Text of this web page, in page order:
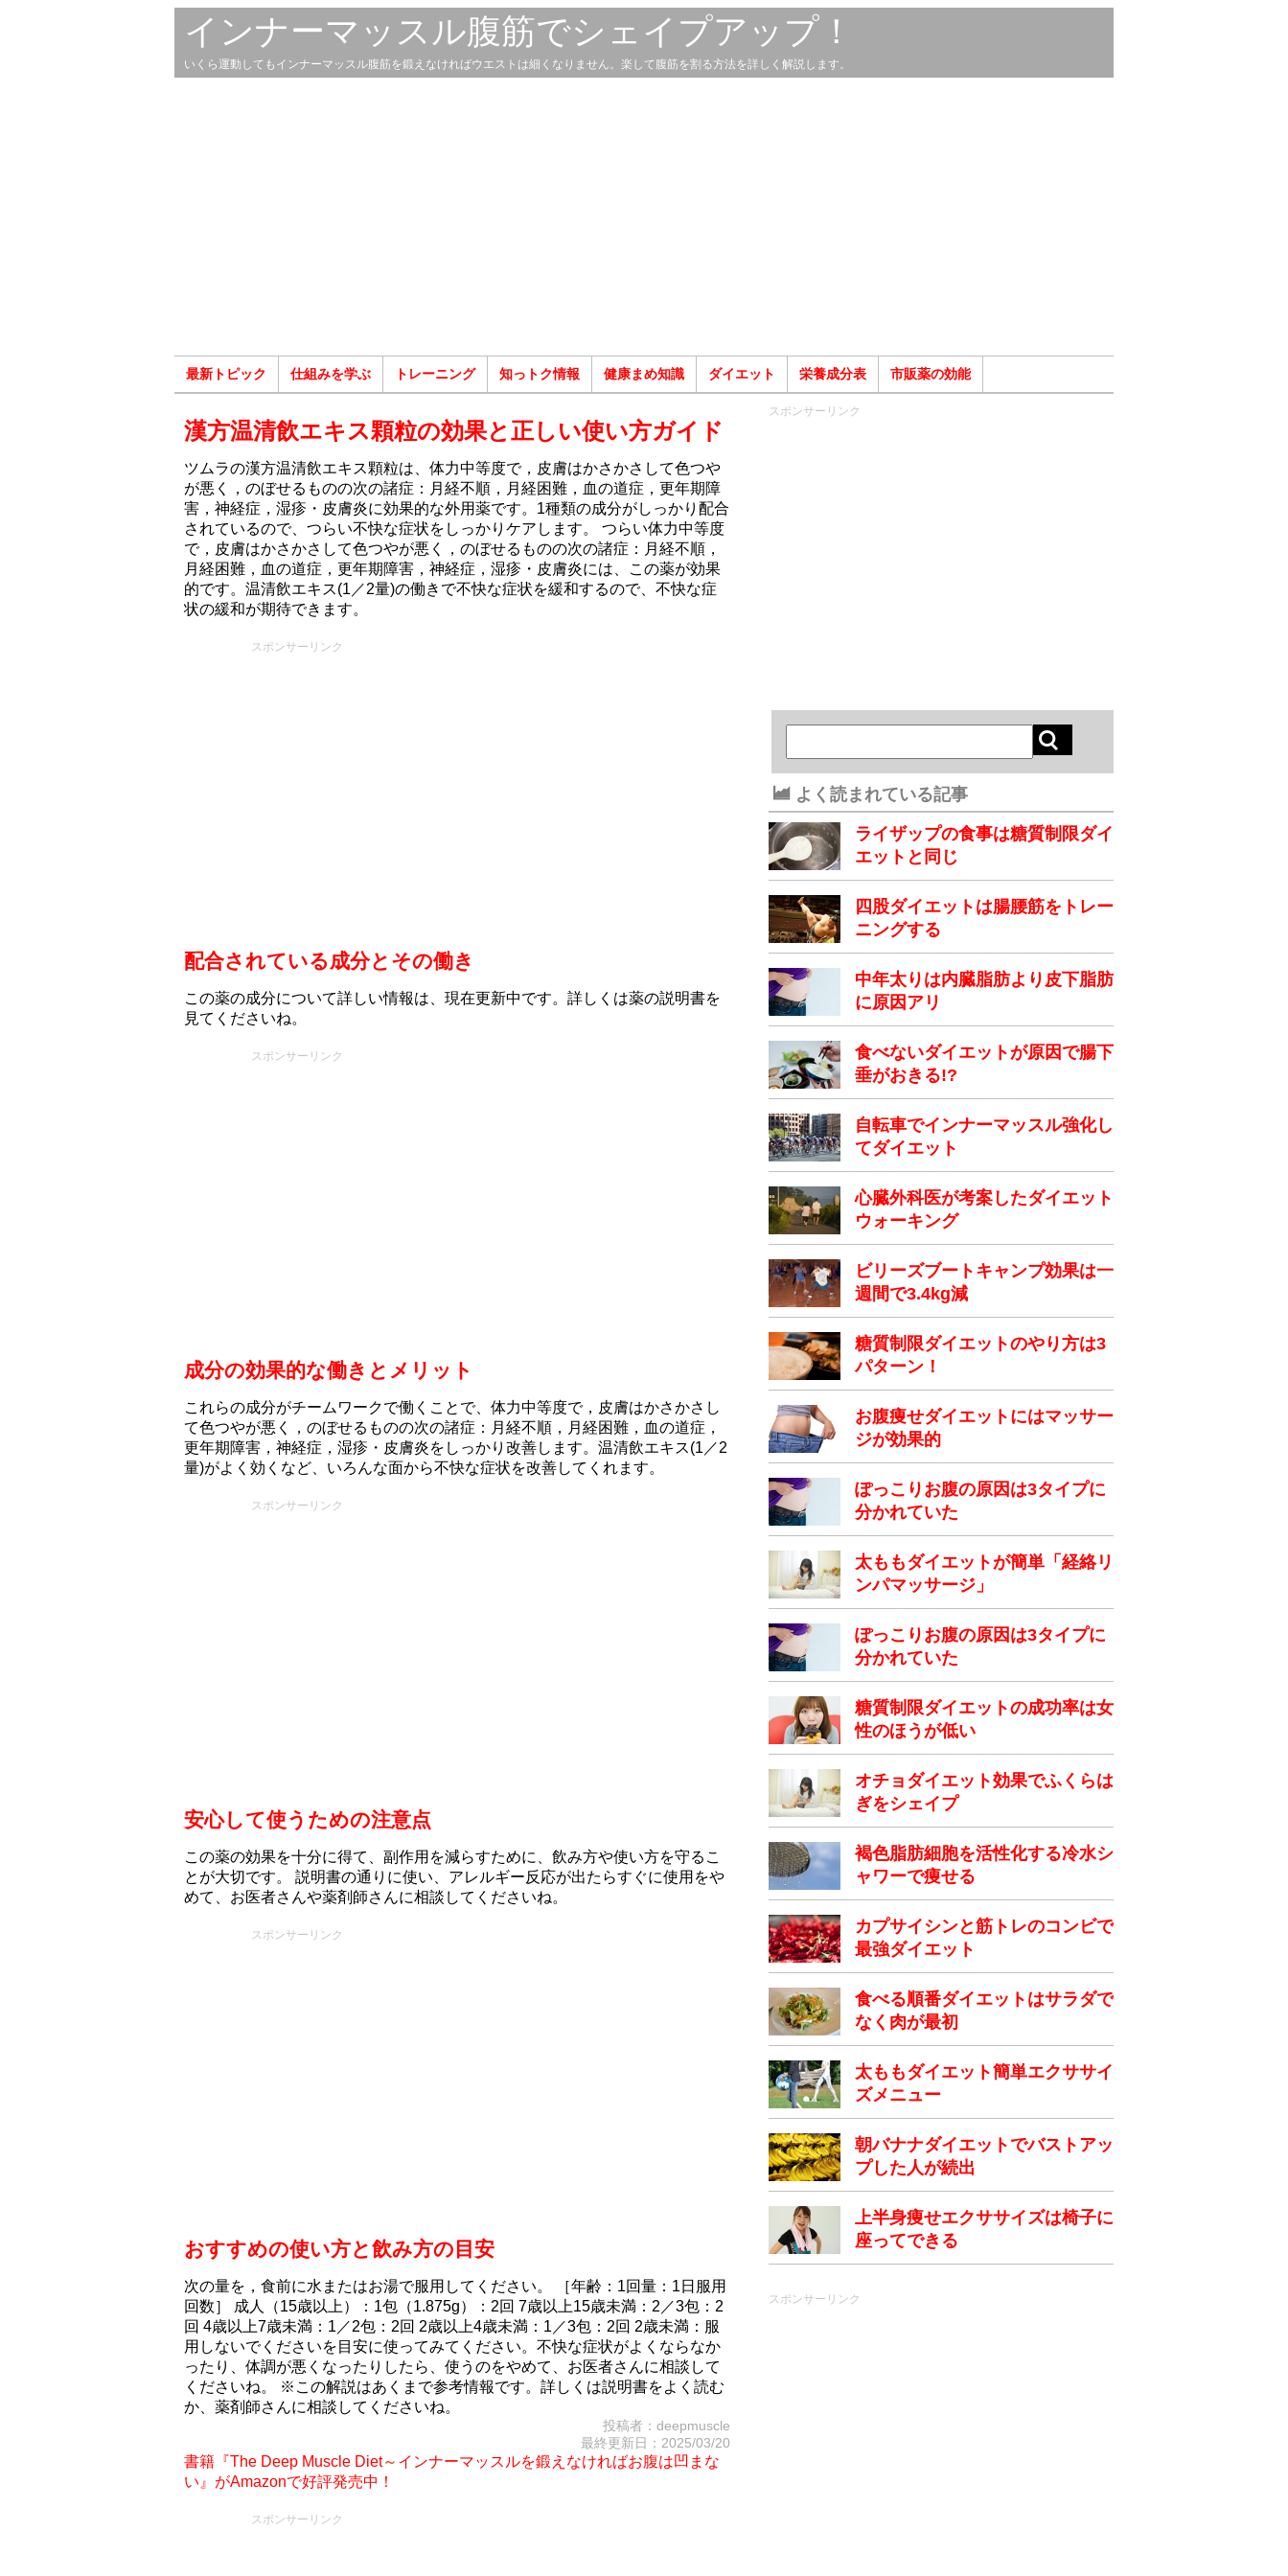
インナーマッスル腹筋でシェイプアップ！
いくら運動してもインナーマッスル腹筋を鍛えなければウエストは細くなりません。楽して腹筋を割る方法を詳しく解説します。
最新トピック 仕組みを学ぶ トレーニング 知っトク情報 健康まめ知識 ダイエット 栄養成分表 市販薬の効能
漢方温清飲エキス顆粒の効果と正しい使い方ガイド
ツムラの漢方温清飲エキス顆粒は、体力中等度で，皮膚はかさかさして色つや
が悪く，のぼせるものの次の諸症：月経不順，月経困難，血の道症，更年期障
害，神経症，湿疹・皮膚炎に効果的な外用薬です。1種類の成分がしっかり配合
されているので、つらい不快な症状をしっかりケアします。 つらい体力中等度
で，皮膚はかさかさして色つやが悪く，のぼせるものの次の諸症：月経不順，
月経困難，血の道症，更年期障害，神経症，湿疹・皮膚炎には、この薬が効果
的です。温清飲エキス(1／2量)の働きで不快な症状を緩和するので、不快な症
状の緩和が期待できます。
スポンサーリンク
配合されている成分とその働き
この薬の成分について詳しい情報は、現在更新中です。詳しくは薬の説明書を
見てくださいね。
スポンサーリンク
成分の効果的な働きとメリット
これらの成分がチームワークで働くことで、体力中等度で，皮膚はかさかさし
て色つやが悪く，のぼせるものの次の諸症：月経不順，月経困難，血の道症，
更年期障害，神経症，湿疹・皮膚炎をしっかり改善します。温清飲エキス(1／2
量)がよく効くなど、いろんな面から不快な症状を改善してくれます。
スポンサーリンク
安心して使うための注意点
この薬の効果を十分に得て、副作用を減らすために、飲み方や使い方を守るこ
とが大切です。 説明書の通りに使い、アレルギー反応が出たらすぐに使用をや
めて、お医者さんや薬剤師さんに相談してくださいね。
スポンサーリンク
おすすめの使い方と飲み方の目安
次の量を，食前に水またはお湯で服用してください。 ［年齢：1回量：1日服用
回数］ 成人（15歳以上）：1包（1.875g）：2回 7歳以上15歳未満：2／3包：2
回 4歳以上7歳未満：1／2包：2回 2歳以上4歳未満：1／3包：2回 2歳未満：服
用しないでくださいを目安に使ってみてください。不快な症状がよくならなか
ったり、体調が悪くなったりしたら、使うのをやめて、お医者さんに相談して
くださいね。 ※この解説はあくまで参考情報です。詳しくは説明書をよく読む
か、薬剤師さんに相談してくださいね。
投稿者：deepmuscle
最終更新日：2025/03/20
書籍『The Deep Muscle Diet～インナーマッスルを鍛えなければお腹は凹まな
い』がAmazonで好評発売中！
スポンサーリンク
スポンサーリンク
よく読まれている記事
ライザップの食事は糖質制限ダイ
エットと同じ
四股ダイエットは腸腰筋をトレー
ニングする
中年太りは内臓脂肪より皮下脂肪
に原因アリ
食べないダイエットが原因で腸下
垂がおきる!?
自転車でインナーマッスル強化し
てダイエット
心臓外科医が考案したダイエット
ウォーキング
ビリーズブートキャンプ効果は一
週間で3.4kg減
糖質制限ダイエットのやり方は3
パターン！
お腹痩せダイエットにはマッサー
ジが効果的
ぽっこりお腹の原因は3タイプに
分かれていた
太ももダイエットが簡単「経絡リ
ンパマッサージ」
ぽっこりお腹の原因は3タイプに
分かれていた
糖質制限ダイエットの成功率は女
性のほうが低い
オチョダイエット効果でふくらは
ぎをシェイプ
褐色脂肪細胞を活性化する冷水シ
ャワーで痩せる
カプサイシンと筋トレのコンビで
最強ダイエット
食べる順番ダイエットはサラダで
なく肉が最初
太ももダイエット簡単エクササイ
ズメニュー
朝バナナダイエットでバストアッ
プした人が続出
上半身痩せエクササイズは椅子に
座ってできる
スポンサーリンク